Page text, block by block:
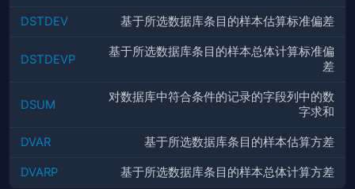
DSTDEV 基于所选数据库条目的样本估算标准偏差
DSTDEVP
基于所选数据库条目的样本总体计算标准偏
差
DSUM
对数据库中符合条件的记录的字段列中的数
字求和
DVAR 基于所选数据库条目的样本估算方差
DVARP 基于所选数据库条目的样本总体计算方差